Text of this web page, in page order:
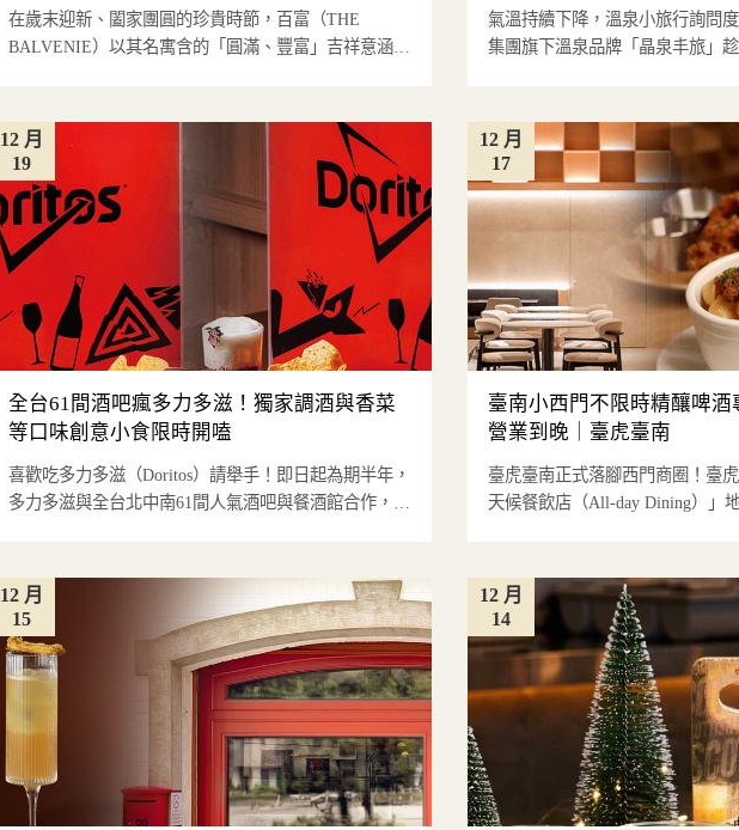
在歲末迎新、闔家團圓的珍貴時節，百富（THE
BALVENIE）以其名寓含的「圓滿、豐富」吉祥意涵，
氣溫持續下降，溫泉小旅行詢問
集團旗下溫泉品牌「晶泉丰旅」
全台61間酒吧瘋多力多滋！獨家調酒與香菜
等口味創意小食限時開嗑
喜歡吃多力多滋（Doritos）請舉手！即日起為期半年，
多力多滋與全台北中南61間人氣酒吧與餐酒館合作，以
19
12 月
臺南小西門不限時精釀啤酒
營業到晚｜臺虎臺南
臺虎臺南正式落腳西門商圈！臺
天候餐飲店（All-day Dining）」
17
12 月
15
12 月
14
12 月